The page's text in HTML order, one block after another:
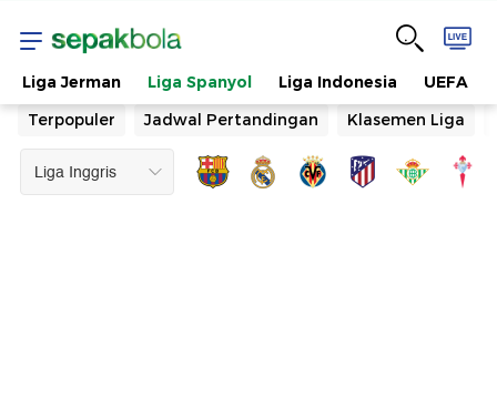
Liga Jerman Liga Spanyol Liga Indonesia UEFA
Terpopuler
Jadwal Pertandingan Klasemen Liga